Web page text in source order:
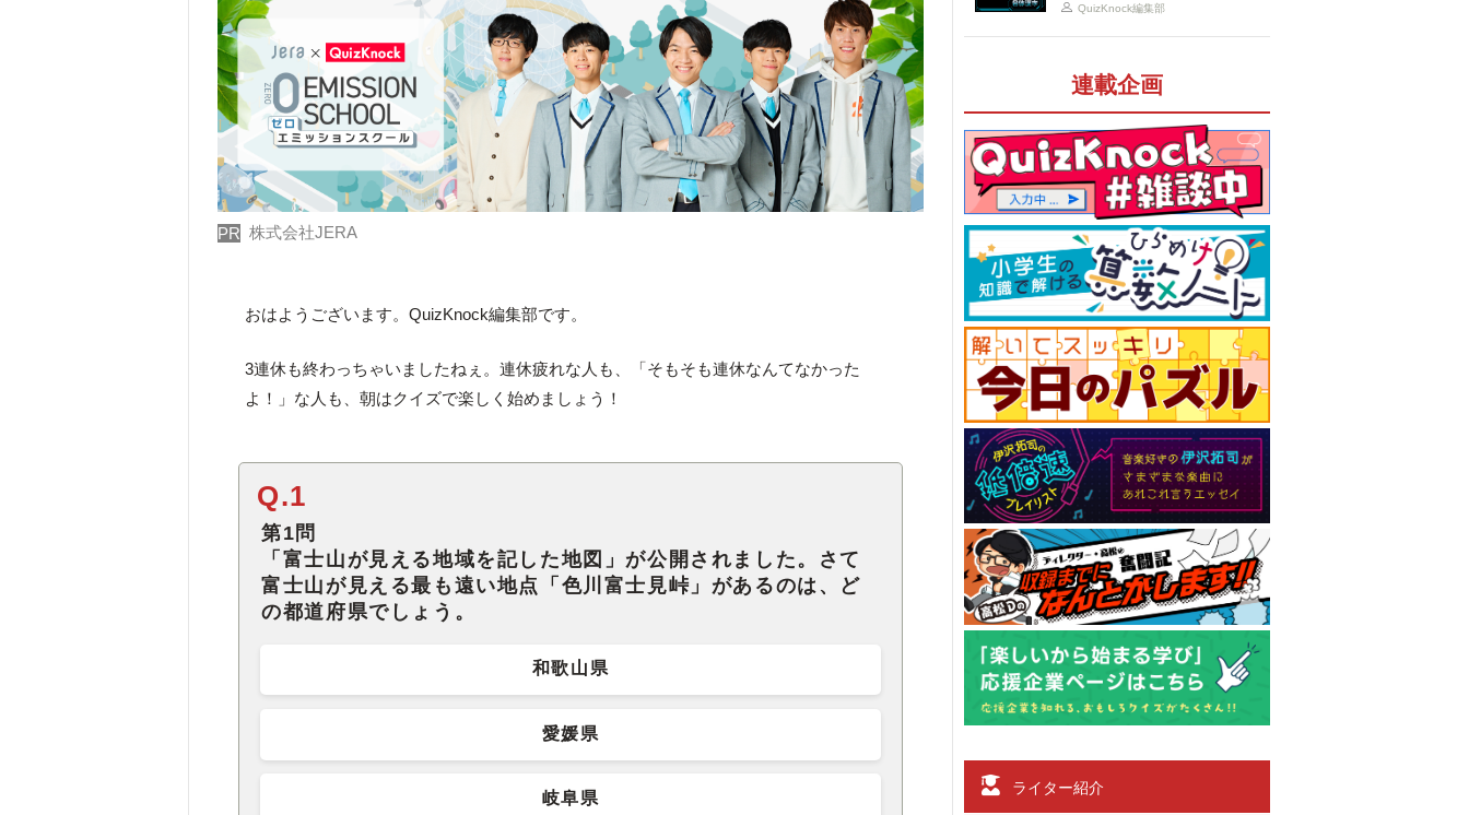
PR 株式会社JERA
おはようございます。QuizKnock編集部です。
3連休も終わっちゃいましたねぇ。連休疲れな人も、「そもそも連休なんてなかった
よ！」な人も、朝はクイズで楽しく始めましょう！
Q.1
第1問
「富士山が見える地域を記した地図」が公開されました。さて
富士山が見える最も遠い地点「色川富士見峠」があるのは、ど
の都道府県でしょう。
和歌山県
愛媛県
岐阜県
QuizKnock編集部
連載企画
ライター紹介